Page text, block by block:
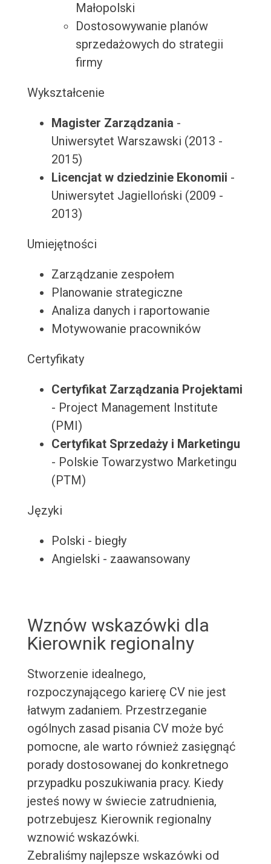
Małopolski
Dostosowywanie planów
sprzedażowych do strategii
firmy
Wykształcenie
Magister Zarządzania -
Uniwersytet Warszawski (2013 -
2015)
Licencjat w dziedzinie Ekonomii -
Uniwersytet Jagielloński (2009 -
2013)
Umiejętności
Zarządzanie zespołem
Planowanie strategiczne
Analiza danych i raportowanie
Motywowanie pracowników
Certyfikaty
Certyfikat Zarządzania Projektami
- Project Management Institute
(PMI)
Certyfikat Sprzedaży i Marketingu
- Polskie Towarzystwo Marketingu
(PTM)
Języki
Polski - biegły
Angielski - zaawansowany
Wznów wskazówki dla
Kierownik regionalny
Stworzenie idealnego,
rozpoczynającego karierę CV nie jest
łatwym zadaniem. Przestrzeganie
ogólnych zasad pisania CV może być
pomocne, ale warto również zasięgnąć
porady dostosowanej do konkretnego
przypadku poszukiwania pracy. Kiedy
jesteś nowy w świecie zatrudnienia,
potrzebujesz Kierownik regionalny
wznowić wskazówki.
Zebraliśmy najlepsze wskazówki od